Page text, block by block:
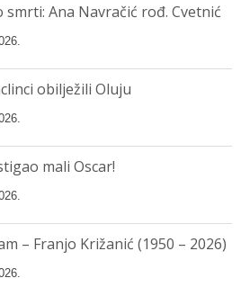
smrti: Ana Navračić rođ. Cvetnić
obilježili Oluju
mali Oscar!
– Franjo Križanić (1950 – 2026)